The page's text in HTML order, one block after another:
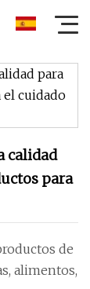
calidad
para
de
alimentos,